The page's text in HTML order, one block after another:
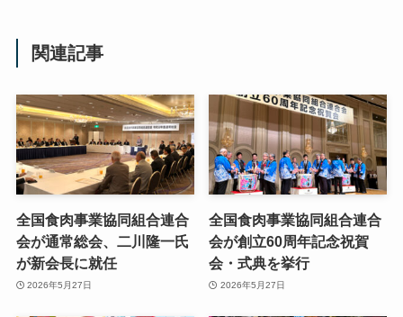
関連記事
全国食肉事業協同組合連合
会が通常総会、二川隆一氏
が新会長に就任
2026年5月27日
全国食肉事業協同組合連合
会が創立60周年記念祝賀
会・式典を挙行
2026年5月27日